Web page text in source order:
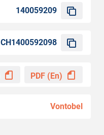
140059209
CH1400592098
PDF (En)
Vontobel